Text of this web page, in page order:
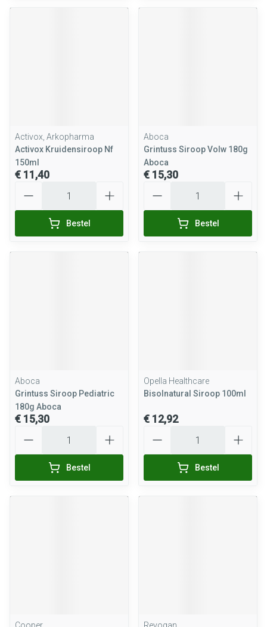
Activox, Arkopharma
Activox Kruidensiroop Nf
150ml
€ 11,40
Bestel
Aboca
Grintuss Siroop Volw 180g
Aboca
€ 15,30
Bestel
Aboca
Grintuss Siroop Pediatric
180g Aboca
€ 15,30
Bestel
Opella Healthcare
Bisolnatural Siroop 100ml
€ 12,92
Bestel